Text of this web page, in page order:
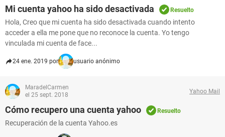
Mi cuenta yahoo ha sido desactivada Resuelto
Hola, Creo que mi cuenta ha sido desactivada cuando intento
acceder a ella me pone que no reconoce la cuenta. Yo tengo
vinculada mi cuenta de face...
24 ene. 2019 por usuario anónimo
MaradelCarmen
el 25 sept. 2018
Yahoo Mail
Cómo recupero una cuenta yahoo Resuelto
Recuperación de la cuenta Yahoo.es